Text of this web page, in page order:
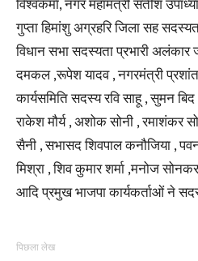
विश्वकर्मा, नगर महामंत्री सतीश
गुप्ता हिमांशु अग्रहरि जिला सह
विधान सभा सदस्यता प्रभारी
दमकल ,रूपेश यादव , नगरमंत्री
कार्यसमिति सदस्य रवि साहू , सुमन
राकेश मौर्य , अशोक सोनी , रमाशंकर
सैनी , सभासद शिवपाल कनौजिया ,
मिश्रा , शिव कुमार शर्मा ,मनोज
आदि प्रमुख भाजपा कार्यकर्ताओं ने
पिछला लेख